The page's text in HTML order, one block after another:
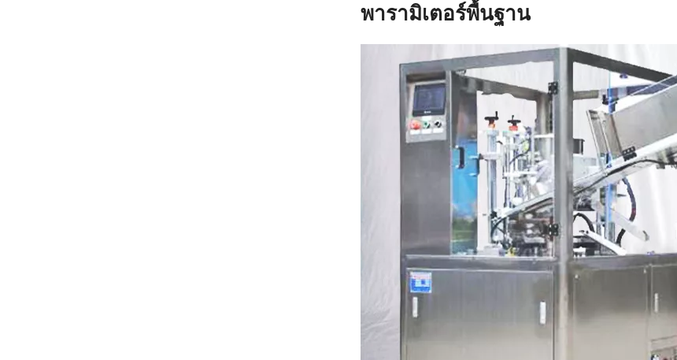
พารามิเตอร์พื้นฐาน